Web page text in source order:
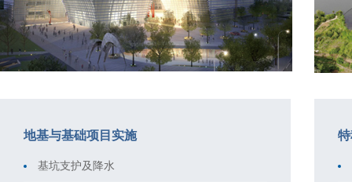
地基与基础项目实施
基坑支护及降水